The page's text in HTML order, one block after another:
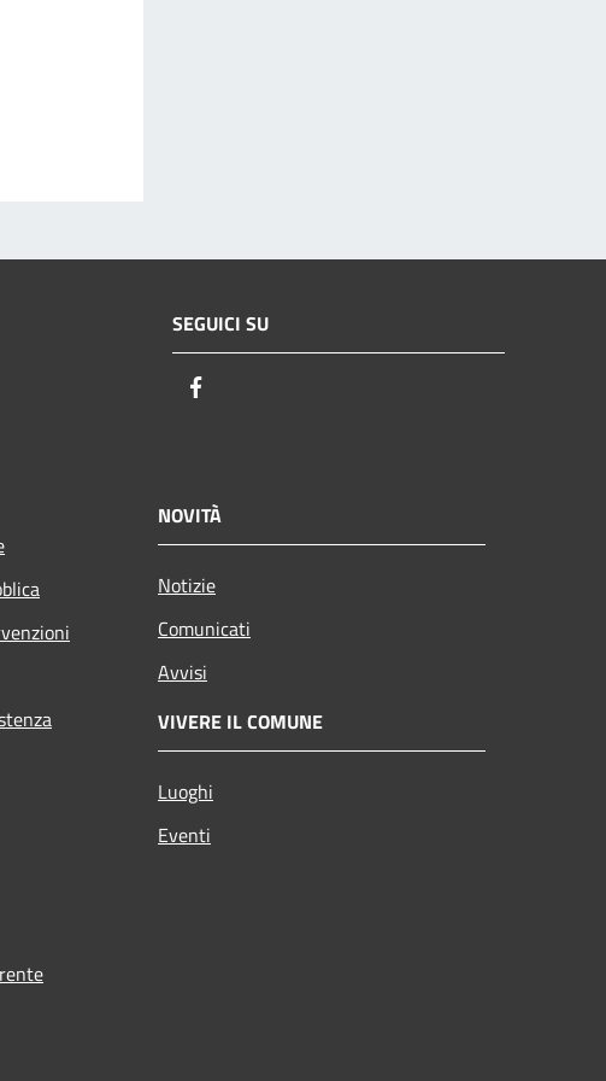
SEGUICI SU
NOVITÀ
Notizie
Comunicati
Avvisi
VIVERE IL COMUNE
Luoghi
Eventi